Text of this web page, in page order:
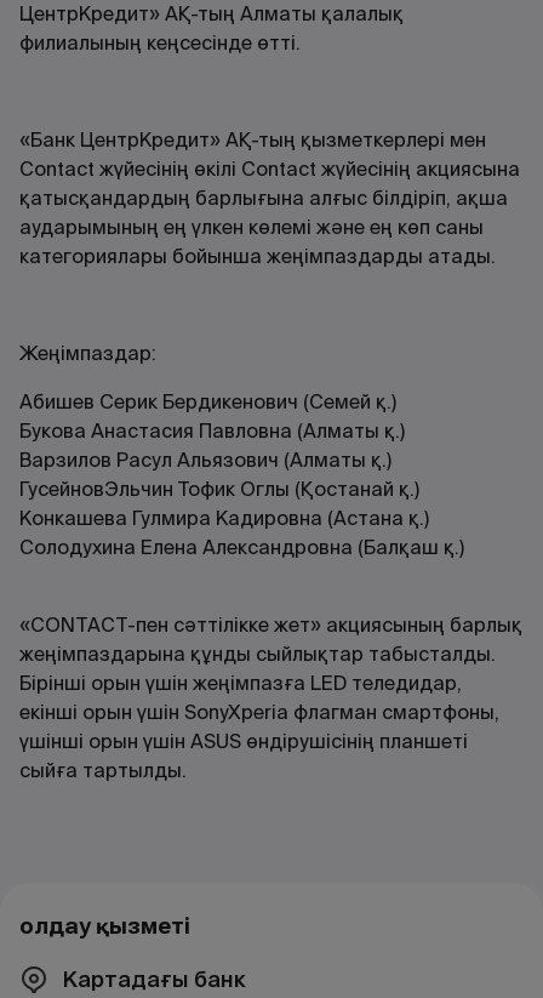
ЦентрКредит» АҚ-тың Алматы қалалық
филиалының кеңсесінде өтті.
«Банк ЦентрКредит» АҚ-тың қызметкерлері мен
Contact жүйесінің өкілі Contact жүйесінің акциясына
қатысқандардың барлығына алғыс білдіріп, ақша
аударымының ең үлкен көлемі және ең көп саны
категориялары бойынша жеңімпаздарды атады.
Жеңімпаздар:
Абишев Серик Бердикенович (Семей қ.)
Букова Анастасия Павловна (Алматы қ.)
Варзилов Расул Альязович (Алматы қ.)
ГусейновЭльчин Тофик Оглы (Қостанай қ.)
Конкашева Гулмира Кадировна (Астана қ.)
Солодухина Елена Александровна (Балқаш қ.)
«CONTACT-пен сәттілікке жет» акциясының барлық
жеңімпаздарына құнды сыйлықтар табысталды.
Бірінші орын үшін жеңімпазға LED теледидар,
екінші орын үшін SonyXperia флагман смартфоны,
үшінші орын үшін ASUS өндірушісінің планшеті
сыйға тартылды.
Қолдау қызметі
Картадағы банк